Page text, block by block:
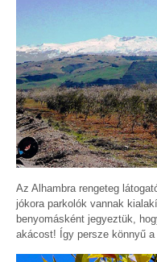
Az Alhambra rengeteg
jókora parkolók vannak
benyomásként jegyeztük,
akácost! Így persze könnyű